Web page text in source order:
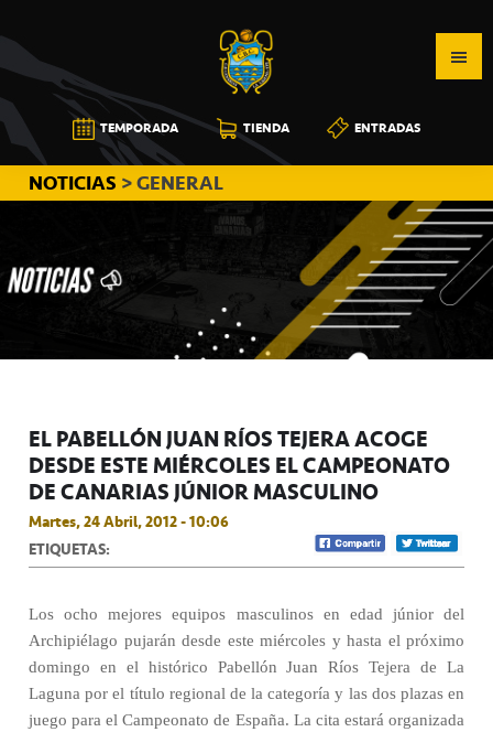
a
la
navegación
principal
al
contenido
principal
a
la
barra
lateral
principal
CB
CANARIAS
TEMPORADA TIENDA ENTRADAS
NOTICIAS > GENERAL
EL PABELLÓN JUAN RÍOS TEJERA ACOGE
DESDE ESTE MIÉRCOLES EL CAMPEONATO
DE CANARIAS JÚNIOR MASCULINO
Martes, 24 Abril, 2012 - 10:06
ETIQUETAS:
Los ocho mejores equipos masculinos en edad júnior del
Archipiélago pujarán desde este miércoles y hasta el próximo
domingo en el histórico Pabellón Juan Ríos Tejera de La
Laguna por el título regional de la categoría y las dos plazas en
juego para el Campeonato de España. La cita estará organizada